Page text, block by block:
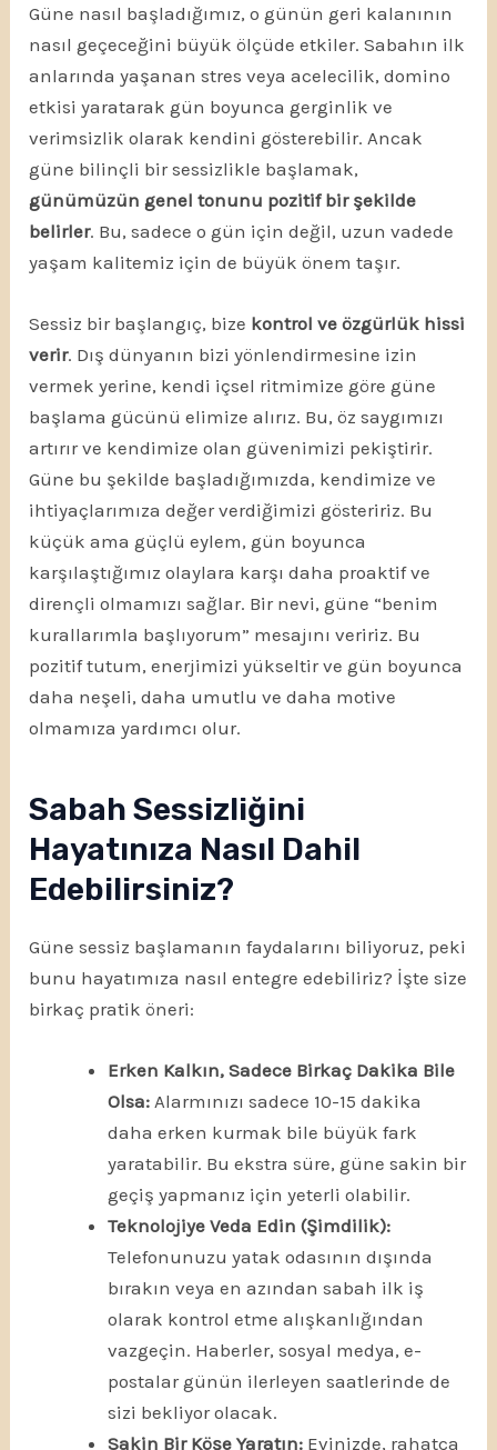
Güne nasıl başladığımız, o günün geri kalanının
nasıl geçeceğini büyük ölçüde etkiler. Sabahın ilk
anlarında yaşanan stres veya acelecilik, domino
etkisi yaratarak gün boyunca gerginlik ve
verimsizlik olarak kendini gösterebilir. Ancak
güne bilinçli bir sessizlikle başlamak,
günümüzün genel tonunu pozitif bir şekilde
belirler. Bu, sadece o gün için değil, uzun vadede
yaşam kalitemiz için de büyük önem taşır.
Sessiz bir başlangıç, bize kontrol ve özgürlük hissi
verir. Dış dünyanın bizi yönlendirmesine izin
vermek yerine, kendi içsel ritmimize göre güne
başlama gücünü elimize alırız. Bu, öz saygımızı
artırır ve kendimize olan güvenimizi pekiştirir.
Güne bu şekilde başladığımızda, kendimize ve
ihtiyaçlarımıza değer verdiğimizi gösteririz. Bu
küçük ama güçlü eylem, gün boyunca
karşılaştığımız olaylara karşı daha proaktif ve
dirençli olmamızı sağlar. Bir nevi, güne “benim
kurallarımla başlıyorum” mesajını veririz. Bu
pozitif tutum, enerjimizi yükseltir ve gün boyunca
daha neşeli, daha umutlu ve daha motive
olmamıza yardımcı olur.
Sabah Sessizliğini
Hayatınıza Nasıl Dahil
Edebilirsiniz?
Güne sessiz başlamanın faydalarını biliyoruz, peki
bunu hayatımıza nasıl entegre edebiliriz? İşte size
birkaç pratik öneri:
Erken Kalkın, Sadece Birkaç Dakika Bile
Olsa: Alarmınızı sadece 10-15 dakika
daha erken kurmak bile büyük fark
yaratabilir. Bu ekstra süre, güne sakin bir
geçiş yapmanız için yeterli olabilir.
Teknolojiye Veda Edin (Şimdilik):
Telefonunuzu yatak odasının dışında
bırakın veya en azından sabah ilk iş
olarak kontrol etme alışkanlığından
vazgeçin. Haberler, sosyal medya, e-
postalar günün ilerleyen saatlerinde de
sizi bekliyor olacak.
Sakin Bir Köşe Yaratın: Evinizde, rahatça